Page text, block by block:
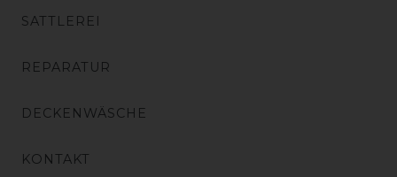
SATTLEREI
REPARATUR
DECKENWÄSCHE
KONTAKT